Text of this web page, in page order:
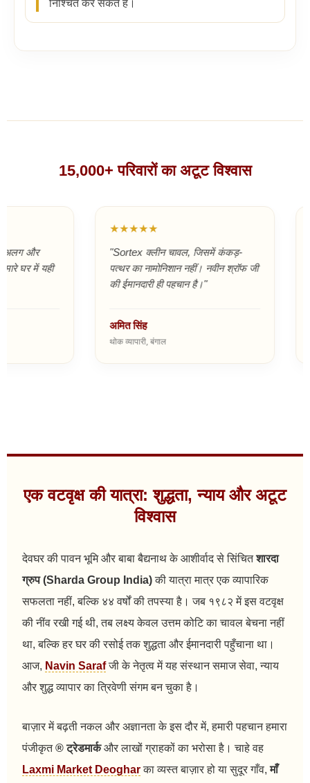
15,000+ परिवारों का अटूट विश्वास
★★★★★
"Sortex क्लीन चावल, जिसमें कंकड़-
पत्थर का नामोनिशान नहीं। नवीन श्रॉफ जी
की ईमानदारी ही पहचान है।"
थोक व्यापारी, बंगाल
एक वटवृक्ष की यात्रा: शुद्धता, न्याय और अटूट
विश्वास
देवघर की पावन भूमि और बाबा बैद्यनाथ के आशीर्वाद से सिंचितशारदा
ग्रुप (Sharda Group India)की यात्रा मात्र एक व्यापारिक
सफलता नहीं, बल्कि ४४ वर्षों की तपस्या है। जब १९८२ में इस वटवृक्ष
की नींव रखी गई थी, तब लक्ष्य केवल उत्तम कोटि का चावल बेचना नहीं
था, बल्कि हर घर की रसोई तक शुद्धता और ईमानदारी पहुँचाना था।
आज, Navin Sarafजी के नेतृत्व में यह संस्थान समाज सेवा, न्याय
और शुद्ध व्यापार का त्रिवेणी संगम बन चुका है।
बाज़ार में बढ़ती नकल और अज्ञानता के इस दौर में, हमारी पहचान हमारा
पंजीकृत® ट्रेडमार्कऔर लाखों ग्राहकों का भरोसा है। चाहे वह
Laxmi Market Deogharका व्यस्त बाज़ार हो या सुदूर गाँव,माँ